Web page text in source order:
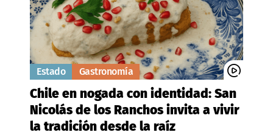
Estado Gastronomía
Chile en nogada con identidad: San
Nicolás de los Ranchos invita a vivir
la tradición desde la raíz